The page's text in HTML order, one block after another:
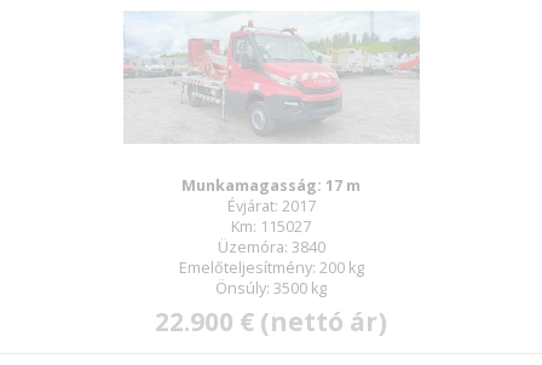
Munkamagasság: 17 m
Évjárat: 2017
Km: 115027
Üzemóra: 3840
Emelőteljesítmény: 200 kg
Önsúly: 3500 kg
22.900 € (nettó ár)